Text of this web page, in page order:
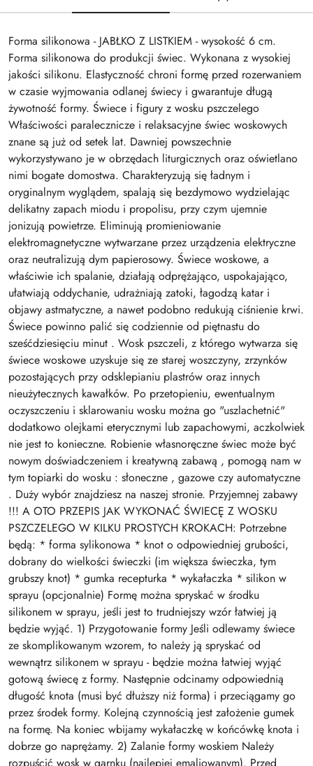
Forma silikonowa - JABŁKO Z LISTKIEM - wysokość 6 cm.
Forma silikonowa do produkcji świec. Wykonana z wysokiej
jakości silikonu. Elastyczność chroni formę przed rozerwaniem
w czasie wyjmowania odlanej świecy i gwarantuje długą
żywotność formy. Świece i figury z wosku pszczelego
Właściwości paralecznicze i relaksacyjne świec woskowych
znane są już od setek lat. Dawniej powszechnie
wykorzystywano je w obrzędach liturgicznych oraz oświetlano
nimi bogate domostwa. Charakteryzują się ładnym i
oryginalnym wyglądem, spalają się bezdymowo wydzielając
delikatny zapach miodu i propolisu, przy czym ujemnie
jonizują powietrze. Eliminują promieniowanie
elektromagnetyczne wytwarzane przez urządzenia elektryczne
oraz neutralizują dym papierosowy. Świece woskowe, a
właściwie ich spalanie, działają odprężająco, uspokajająco,
ułatwiają oddychanie, udrażniają zatoki, łagodzą katar i
objawy astmatyczne, a nawet podobno redukują ciśnienie krwi.
Świece powinno palić się codziennie od piętnastu do
sześćdziesięciu minut . Wosk pszczeli, z którego wytwarza się
świece woskowe uzyskuje się ze starej woszczyny, zrzynków
pozostających przy odsklepianiu plastrów oraz innych
nieużytecznych kawałków. Po przetopieniu, ewentualnym
oczyszczeniu i sklarowaniu wosku można go "uszlachetnić"
dodatkowo olejkami eterycznymi lub zapachowymi, aczkolwiek
nie jest to konieczne. Robienie własnoręczne świec może być
nowym doświadczeniem i kreatywną zabawą , pomogą nam w
tym topiarki do wosku : słoneczne , gazowe czy automatyczne
. Duży wybór znajdziesz na naszej stronie. Przyjemnej zabawy
!!! A OTO PRZEPIS JAK WYKONAĆ ŚWIECĘ Z WOSKU
PSZCZELEGO W KILKU PROSTYCH KROKACH: Potrzebne
będą: * forma sylikonowa * knot o odpowiedniej grubości,
dobrany do wielkości świeczki (im większa świeczka, tym
grubszy knot) * gumka recepturka * wykałaczka * silikon w
sprayu (opcjonalnie) Formę można spryskać w środku
silikonem w sprayu, jeśli jest to trudniejszy wzór łatwiej ją
będzie wyjąć. 1) Przygotowanie formy Jeśli odlewamy świece
ze skomplikowanym wzorem, to należy ją spryskać od
wewnątrz silikonem w sprayu - będzie można łatwiej wyjąć
gotową świecę z formy. Następnie odcinamy odpowiednią
długość knota (musi być dłuższy niż forma) i przeciągamy go
przez środek formy. Kolejną czynnością jest założenie gumek
na formę. Na koniec wbijamy wykałaczkę w końcówkę knota i
dobrze go naprężamy. 2) Zalanie formy woskiem Należy